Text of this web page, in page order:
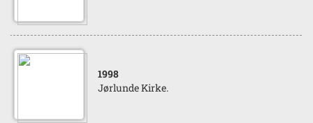
1998
Jørlunde Kirke.